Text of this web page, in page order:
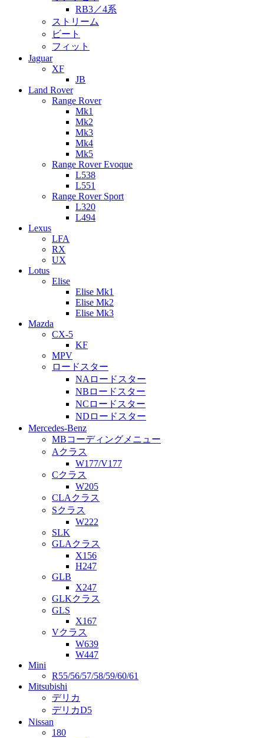
RB3／4系
ストリーム
ビート
フィット
Jaguar
XF
JB
Land Rover
Range Rover
Mk1
Mk2
Mk3
Mk4
Mk5
Range Rover Evoque
L538
L551
Range Rover Sport
L320
L494
Lexus
LFA
RX
UX
Lotus
Elise
Elise Mk1
Elise Mk2
Elise Mk3
Mazda
CX-5
KF
MPV
ロードスター
NAロードスター
NBロードスター
NCロードスター
NDロードスター
Mercedes-Benz
MBコーディングメニュー
Aクラス
W177/V177
Cクラス
W205
CLAクラス
Sクラス
W222
SLK
GLAクラス
X156
H247
GLB
X247
GLKクラス
GLS
X167
Vクラス
W639
W447
Mini
R55/56/57/58/59/60/61
Mitsubishi
デリカ
デリカD5
Nissan
180